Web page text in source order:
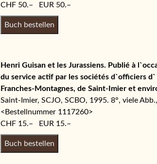
CHF 50.– EUR 50.–
Henri Guisan et les Jurassiens. Publié à
du service actif par les sociétés d`officiers
Franches-Montagnes, de Saint-Imier et
Saint-Imier, SCJO, SCBO, 1995. 8°, viele
<Bestellnummer 1117260>
CHF 15.– EUR 15.–